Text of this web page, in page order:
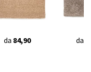
da 84,90 da